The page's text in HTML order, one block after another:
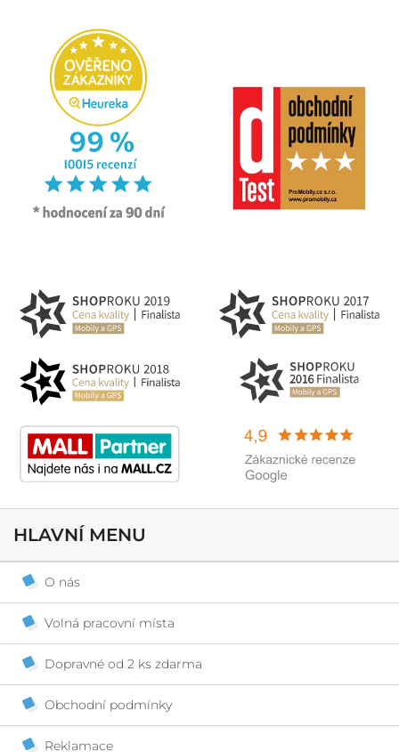
HLAVNÍ MENU
O nás
Volná pracovní místa
Dopravné od 2 ks zdarma
Obchodní podmínky
Reklamace